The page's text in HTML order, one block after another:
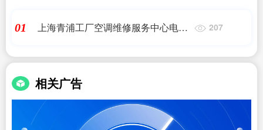
01
上海青浦工厂空调维修服务中心电话
207
相关广告